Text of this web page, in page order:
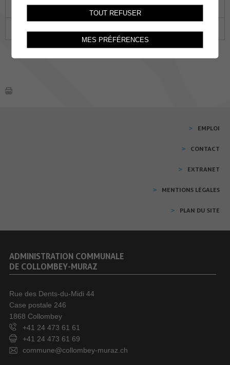
19 20 21 22 23
EMPLOI
CONTACT
EXTRANET
MENTIONS LÉGALES
PLAN DU SITE
ADMINISTRATION COMMUNALE
DE COLLOMBEY-MURAZ
Rue des Dents-du-Midi 44
Case postale 246
1868 Collombey
+41 24 473 61 61
+41 24 473 61 69
commune@collombey-muraz.ch
TOUT REFUSER
MES PRÉFÉRENCES